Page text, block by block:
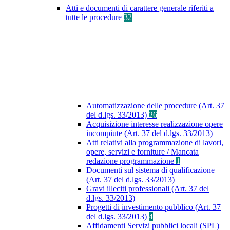
Atti e documenti di carattere generale riferiti a
tutte le procedure 32
Automatizzazione delle procedure (Art. 37
del d.lgs. 33/2013) 26
Acquisizione interesse realizzazione opere
incompiute (Art. 37 del d.lgs. 33/2013)
Atti relativi alla programmazione di lavori,
opere, servizi e forniture / Mancata
redazione programmazione 1
Documenti sul sistema di qualificazione
(Art. 37 del d.lgs. 33/2013)
Gravi illeciti professionali (Art. 37 del
d.lgs. 33/2013)
Progetti di investimento pubblico (Art. 37
del d.lgs. 33/2013) 4
Affidamenti Servizi pubblici locali (SPL)